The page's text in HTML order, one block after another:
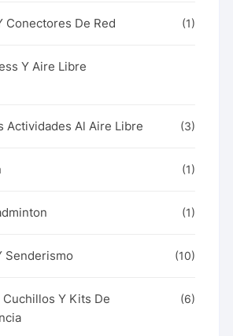
Conectores De Red (1)
Y Aire Libre
Actividades Al Aire Libre (3)
(1)
(1)
Senderismo (10)
Cuchillos Y Kits De
(6)